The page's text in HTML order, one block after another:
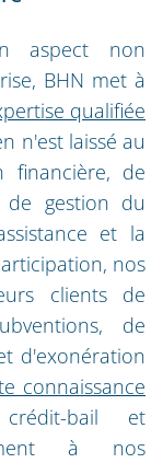
aspect non
BHN met à
qualifiée
n'est laissé au
financière, de
de gestion du
et la
nos
clients de
de
d'exonération
connaissance
bail et
à nos